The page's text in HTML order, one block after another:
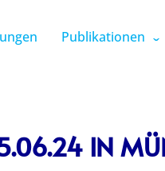
Publikationen
IN